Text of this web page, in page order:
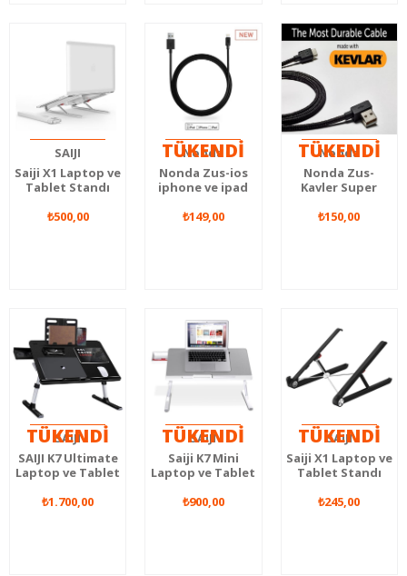
SAIJI
Saiji X1 Laptop ve
Tablet Standı
₺500,00
TÜKENDİ
Nonda
Nonda Zus-ios
iphone ve ipad
Duty Şarj ve Data
₺149,00
TÜKENDİ
Nonda
Nonda Zus-
Kavler Super
Anroid Data ve
₺150,00
TÜKENDİ
SAIJI
SAIJI K7 Ultimate
Laptop ve Tablet
Masası
₺1.700,00
TÜKENDİ
SAIJI
Saiji K7 Mini
Laptop ve Tablet
Masası
₺900,00
TÜKENDİ
SAIJI
Saiji X1 Laptop ve
Tablet Standı
₺245,00